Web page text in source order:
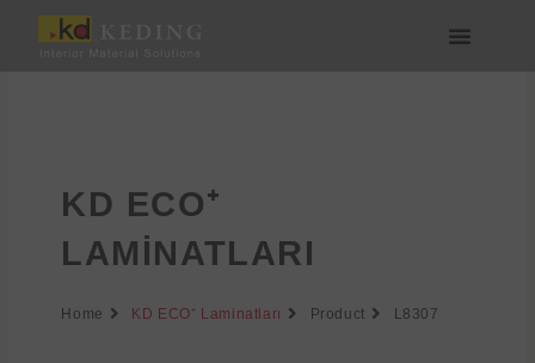
İçeriğe
KD ECO⁺
LAMINATLARI
Home KD ECO⁺ Laminatları Product L8307